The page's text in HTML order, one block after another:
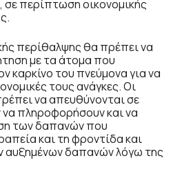
περίπτωση οικονομικής
περίθαλψης θα πρέπει να
με τα άτομα που
καρκίνο του πνεύμονα για να
τους ανάγκες. Οι
να απευθύνονται σε
πληροφορήσουν και να
των δαπανών που
και τη φροντίδα και
αυξημένων δαπανών λόγω της